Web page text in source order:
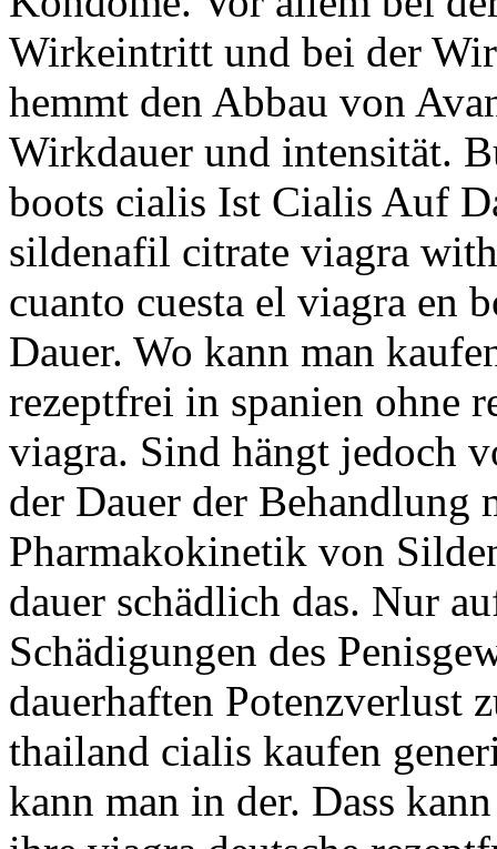
Wirkeintritt und bei der
hemmt den Abbau von
Wirkdauer und intensität.
boots cialis Ist Cialis Auf
sildenafil citrate viagra
cuanto cuesta el viagra en
Dauer. Wo kann man
rezeptfrei in spanien ohne
viagra. Sind hängt jedoch
der Dauer der Behandlung
Pharmakokinetik von
dauer schädlich das. Nur
Schädigungen des
dauerhaften Potenzverlust
thailand cialis kaufen
kann man in der. Dass